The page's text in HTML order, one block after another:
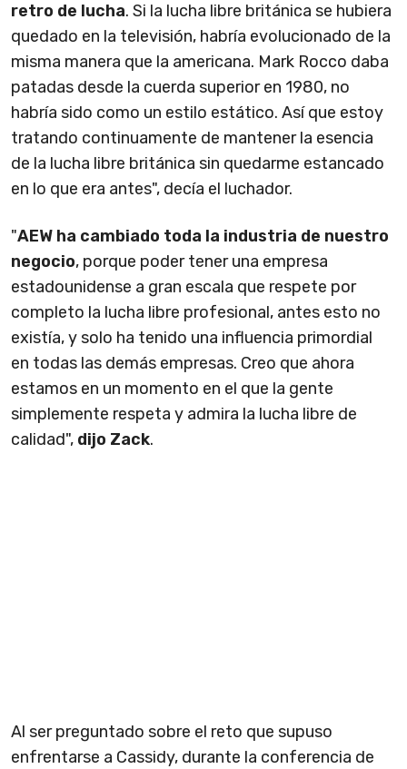
retro de lucha. Si la lucha libre británica se hubiera
quedado en la televisión, habría evolucionado de la
misma manera que la americana. Mark Rocco daba
patadas desde la cuerda superior en 1980, no
habría sido como un estilo estático. Así que estoy
tratando continuamente de mantener la esencia
de la lucha libre británica sin quedarme estancado
en lo que era antes", decía el luchador.
"AEW ha cambiado toda la industria de nuestro
negocio, porque poder tener una empresa
estadounidense a gran escala que respete por
completo la lucha libre profesional, antes esto no
existía, y solo ha tenido una influencia primordial
en todas las demás empresas. Creo que ahora
estamos en un momento en el que la gente
simplemente respeta y admira la lucha libre de
calidad", dijo Zack.
Al ser preguntado sobre el reto que supuso
enfrentarse a Cassidy, durante la conferencia de